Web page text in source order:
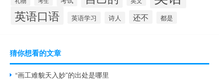
英语口语 英语学习 诗人 还不 都是
猜你想看的文章
“画工难貌天入妙”的出处是哪里